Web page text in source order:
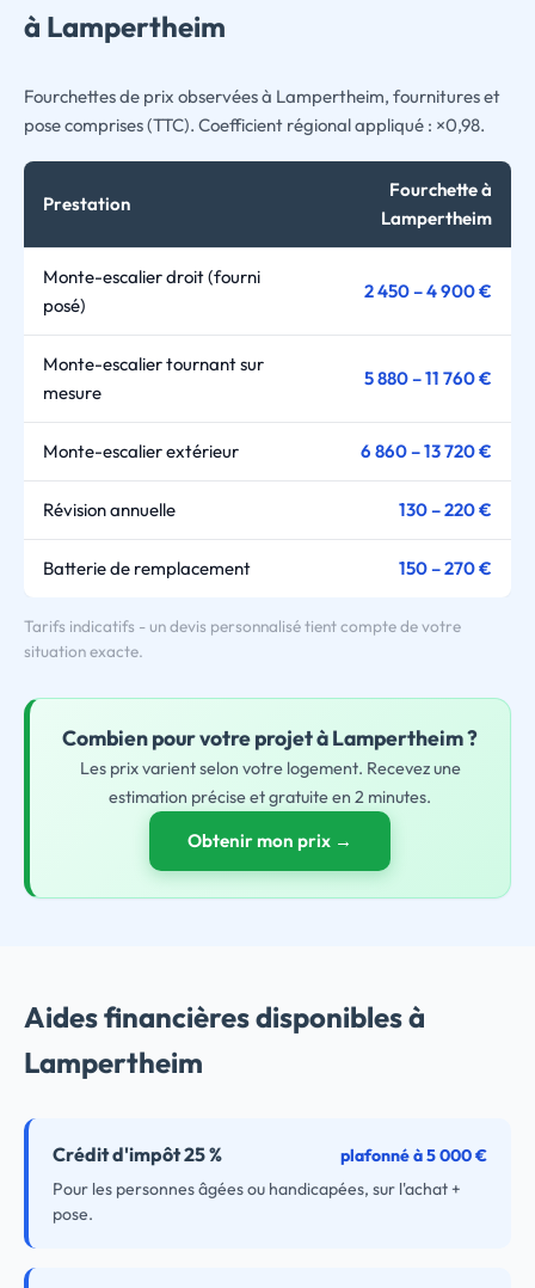
à Lampertheim
Fourchettes de prix observées à Lampertheim, fournitures et
pose comprises (TTC). Coefficient régional appliqué : ×0,98.
Prestation
Fourchette à
Lampertheim
Monte-escalier droit (fourni
posé)
2 450 – 4 900 €
Monte-escalier tournant sur
mesure
5 880 – 11 760 €
Monte-escalier extérieur 6 860 – 13 720 €
Révision annuelle 130 – 220 €
Batterie de remplacement 150 – 270 €
Tarifs indicatifs - un devis personnalisé tient compte de votre
situation exacte.
Combien pourvotreprojet à Lampertheim ?
Les prix varient selon votre logement. Recevez une
estimation précise et gratuite en 2 minutes.
Obtenir mon prix →
Aides financières disponibles à
Lampertheim
Crédit d'impôt 25 %
plafonné à 5 000 €
Pour les personnes âgées ou handicapées, sur l'achat +
pose.